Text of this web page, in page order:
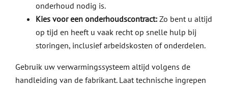
onderhoud nodig is.
Kies voor een onderhoudscontract:Zo bent u altijd
op tijd en heeft u vaak recht op snelle hulp bij
storingen, inclusief arbeidskosten of onderdelen.
Gebruik uw verwarmingssysteem altijd volgens de
handleiding van de fabrikant. Laat technische ingrepen